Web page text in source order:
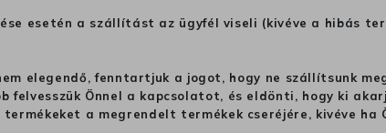
esetén a szállítást az ügyfél viseli (kivéve a hibás
elegendő, fenntartjuk a jogot, hogy ne szállítsunk
Önnel a kapcsolatot, és eldönti, hogy ki
a megrendelt termékek cseréjére, kivéve ha